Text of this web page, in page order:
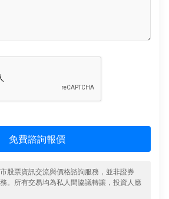
免費諮詢報價
股票資訊交流與價格諮詢服務，並非證券
。所有交易均為私人間協議轉讓，投資人應